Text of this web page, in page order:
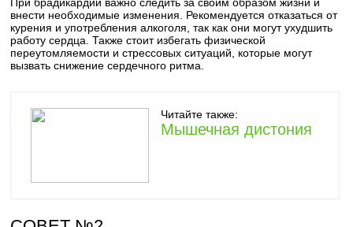
внести необходимые изменения. Рекомендуется отказаться от
курения и употребления алкоголя, так как они могут ухудшить
работу сердца. Также стоит избегать физической
переутомляемости и стрессовых ситуаций, которые могут
вызвать снижение сердечного ритма.
Читайте также:
Мышечная дистония